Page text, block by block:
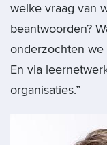
welke vraag van
beantwoorden?
onderzochten
En via
organisaties.”